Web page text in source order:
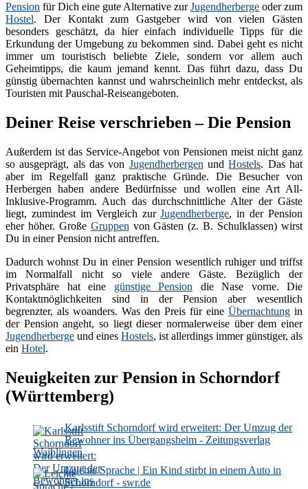
Pension für Dich eine gute Alternative zurJugendherberge oder zum
Hostel. Der Kontakt zum Gastgeber wird von vielen Gästen
besonders geschätzt, da hier einfach individuelle Tipps für die
Erkundung der Umgebung zu bekommen sind. Dabei geht es nicht
immer um touristisch beliebte Ziele, sondern vor allem auch
Geheimtipps, die kaum jemand kennt. Das führt dazu, dass Du
günstig übernachten kannst und wahrscheinlich mehr entdeckst, als
Touristen mit Pauschal-Reiseangeboten.
Deiner Reise verschrieben – Die Pension
Außerdem ist das Service-Angebot von Pensionen meist nicht ganz
so ausgeprägt, als das von Jugendherbergen undHostels. Das hat
aber im Regelfall ganz praktische Gründe. Die Besucher von
Herbergen haben andere Bedürfnisse und wollen eine Art All-
Inklusive-Programm. Auch das durchschnittliche Alter der Gäste
liegt, zumindest im Vergleich zurJugendherberge, in der Pension
eher höher. Große Gruppen von Gästen (z. B. Schulklassen) wirst
Du in einer Pension nicht antreffen.
Dadurch wohnst Du in einer Pension wesentlich ruhiger und triffst
im Normalfall nicht so viele andere Gäste. Bezüglich der
Privatsphäre hat eine günstige Pension die Nase vorne. Die
Kontaktmöglichkeiten sind in der Pension aber wesentlich
begrenzter, als woanders. Was den Preis für eine Übernachtung in
der Pension angeht, so liegt dieser normalerweise über dem einer
Jugendherberge und eines Hostels, ist allerdings immer günstiger, als
ein Hotel.
Neuigkeiten zur Pension in Schorndorf
(Württemberg)
Karlsstift Schorndorf wird erweitert: Der Umzug der
Bewohner ins Übergangsheim - Zeitungsverlag
Waiblingen
Leichte Sprache | Ein Kind stirbt in einem Auto in
Schorndorf - swr.de